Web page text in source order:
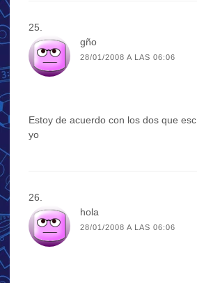
gño
28/01/2008 A LAS 06:06
Estoy de acuerdo con los dos que
yo
hola
28/01/2008 A LAS 06:06